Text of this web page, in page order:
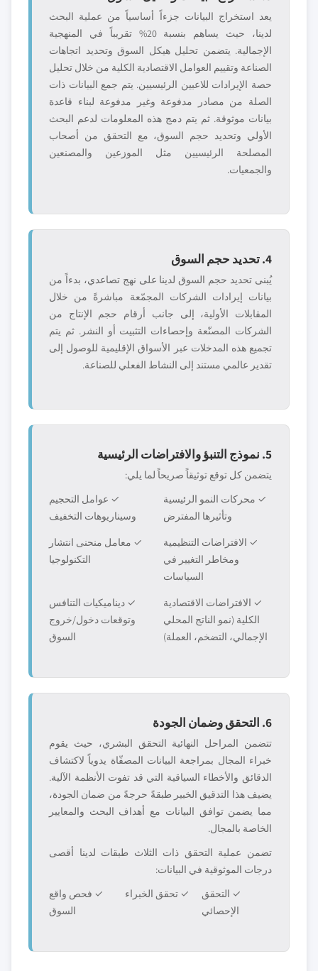
يعد استخراج البيانات جزءاً أساسياً من عملية البحث
لدينا، حيث يساهم بنسبة 20% تقريباً في المنهجية
الإجمالية. يتضمن تحليل هيكل السوق وتحديد اتجاهات
الصناعة وتقييم العوامل الاقتصادية الكلية من خلال تحليل
حصة الإيرادات للاعبين الرئيسيين. يتم جمع البيانات ذات
الصلة من مصادر مدفوعة وغير مدفوعة لبناء قاعدة
بيانات موثوقة. ثم يتم دمج هذه المعلومات لدعم البحث
الأولي وتحديد حجم السوق، مع التحقق من أصحاب
المصلحة الرئيسيين مثل الموزعين والمصنعين
والجمعيات.
4. تحديد حجم السوق
يُبنى تحديد حجم السوق لدينا على نهج تصاعدي، بدءاً من
بيانات إيرادات الشركات المجمّعة مباشرةً من خلال
المقابلات الأولية، إلى جانب أرقام حجم الإنتاج من
الشركات المصنّعة وإحصاءات التثبيت أو النشر. ثم يتم
تجميع هذه المدخلات عبر الأسواق الإقليمية للوصول إلى
تقدير عالمي مستند إلى النشاط الفعلي للصناعة.
5. نموذج التنبؤ والافتراضات الرئيسية
يتضمن كل توقع توثيقاً صريحاً لما يلي:
✓ محركات النمو الرئيسية
وتأثيرها المفترض
✓ عوامل التحجيم
وسيناريوهات التخفيف
✓ الافتراضات التنظيمية
ومخاطر التغيير في
السياسات
✓ معامل منحنى انتشار
التكنولوجيا
✓ الافتراضات الاقتصادية
الكلية (نمو الناتج المحلي
الإجمالي، التضخم، العملة)
✓ ديناميكيات التنافس
وتوقعات دخول/خروج
السوق
6. التحقق وضمان الجودة
تتضمن المراحل النهائية التحقق البشري، حيث يقوم
خبراء المجال بمراجعة البيانات المصفّاة يدوياً لاكتشاف
الدقائق والأخطاء السياقية التي قد تفوت الأنظمة الآلية.
يضيف هذا التدقيق الخبير طبقةً حرجةً من ضمان الجودة،
مما يضمن توافق البيانات مع أهداف البحث والمعايير
الخاصة بالمجال.
تضمن عملية التحقق ذات الثلاث طبقات لدينا أقصى
درجات الموثوقية في البيانات:
✓ التحقق
الإحصائي
✓ تحقق الخبراء
✓ فحص واقع
السوق